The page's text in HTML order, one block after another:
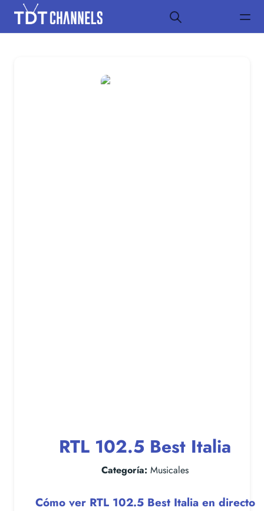
RTL 102.5 Best Italia
Categoría: Musicales
Cómo ver RTL 102.5 Best Italia en directo